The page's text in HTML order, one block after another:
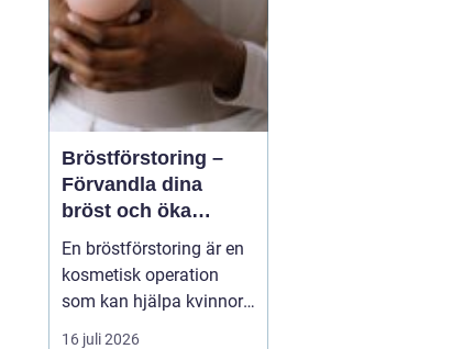
starkare i Stockholm än
förväntat. Med
22 juli
2026
Bröstförstoring –
Förvandla dina
bröst och öka
självförtroendet
En bröstförstoring är en
kosmetisk operation
som kan hjälpa kvinnor
att uppnå de bröst de
16 juli 2026